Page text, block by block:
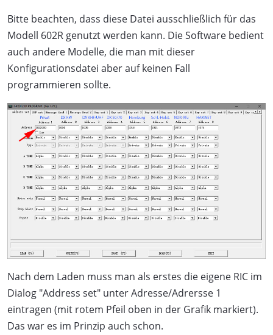
Bitte beachten, dass diese Datei ausschließlich für das
Modell 602R genutzt werden kann. Die Software bedient
auch andere Modelle, die man mit dieser
Konfigurationsdatei aber auf keinen Fall
programmieren sollte.
Nach dem Laden muss man als erstes die eigene RIC im
Dialog "Address set" unter Adresse/Adrersse 1
eintragen (mit rotem Pfeil oben in der Grafik markiert).
Das war es im Prinzip auch schon.